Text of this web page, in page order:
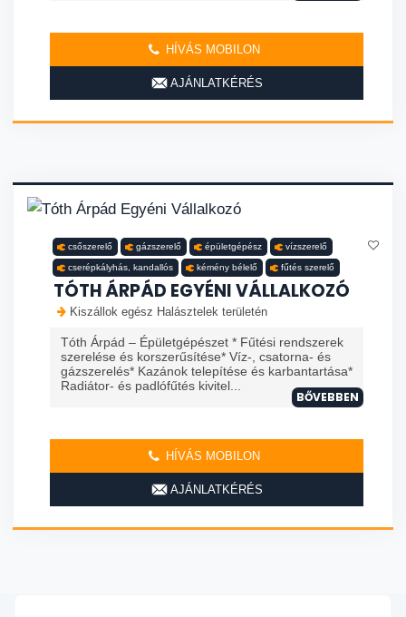
HÍVÁS MOBILON
AJÁNLATKÉRÉS
csőszerelő gázszerelő épületgépész vízszerelő
cserépkályhás, kandallós kémény bélelő fűtés szerelő
TÓTH ÁRPÁD EGYÉNI VÁLLALKOZÓ
Kiszállok egész Halásztelek területén
Tóth Árpád – Épületgépészet * Fűtési rendszerek
szerelése és korszerűsítése* Víz-, csatorna- és
gázszerelés* Kazánok telepítése és karbantartása*
Radiátor- és padlófűtés kivitel...
BŐVEBBEN
HÍVÁS MOBILON
AJÁNLATKÉRÉS